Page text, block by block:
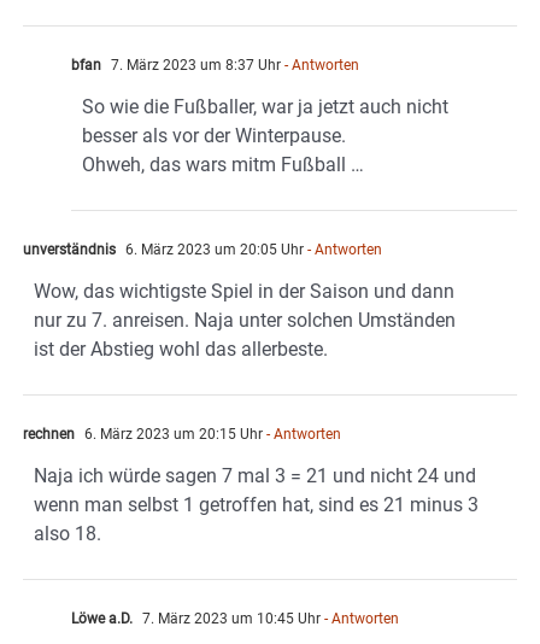
bfan 7. März 2023 um 8:37 Uhr - Antworten
So wie die Fußballer, war ja jetzt auch nicht
besser als vor der Winterpause.
Ohweh, das wars mitm Fußball …
unverständnis 6. März 2023 um 20:05 Uhr - Antworten
Wow, das wichtigste Spiel in der Saison und dann
nur zu 7. anreisen. Naja unter solchen Umständen
ist der Abstieg wohl das allerbeste.
rechnen 6. März 2023 um 20:15 Uhr - Antworten
Naja ich würde sagen 7 mal 3 = 21 und nicht 24 und
wenn man selbst 1 getroffen hat, sind es 21 minus 3
also 18.
Löwe a.D. 7. März 2023 um 10:45 Uhr - Antworten